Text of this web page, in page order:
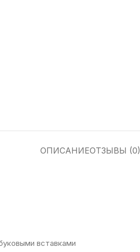
ОПИСАНИЕОТЗЫВЫ (0)
вставками